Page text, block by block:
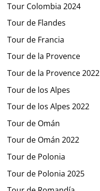
Tour Colombia 2024
Tour de Flandes
Tour de Francia
Tour de la Provence
Tour de la Provence 2022
Tour de los Alpes
Tour de los Alpes 2022
Tour de Omán
Tour de Omán 2022
Tour de Polonia
Tour de Polonia 2025